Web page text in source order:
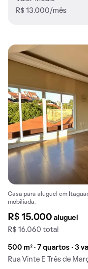
R$ 13.000/mês
Casa para aluguel em
mobiliada.
R$ 15.000aluguel
R$ 16.060 total
500 m² · 7 quartos · 3
Rua Vinte E Três de